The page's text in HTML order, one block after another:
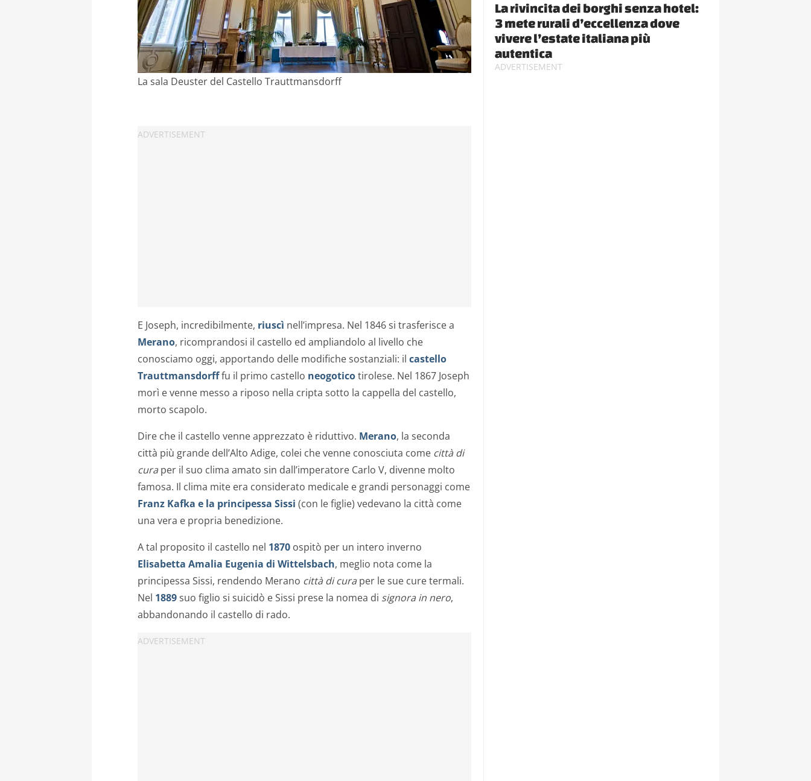
La sala Deuster del Castello Trauttmansdorff
E Joseph, incredibilmente, riuscì nell’impresa. Nel 1846 si trasferisce a
Merano, ricomprandosi il castello ed ampliandolo al livello che
conosciamo oggi, apportando delle modifiche sostanziali: il castello
Trauttmansdorfffu il primo castello neogoticotirolese. Nel 1867 Joseph
morì e venne messo a riposo nella cripta sotto la cappella del castello,
morto scapolo.
Dire che il castello venne apprezzato è riduttivo. Merano, la seconda
città più grande dell’Alto Adige, colei che venne conosciuta come città di
cura per il suo clima amato sin dall’imperatore Carlo V, divenne molto
famosa. Il clima mite era considerato medicale e grandi personaggi come
Franz Kafka e la principessa Sissi (con le figlie) vedevano la città come
una vera e propria benedizione.
A tal proposito il castello nel 1870 ospitò per un intero inverno
Elisabetta Amalia Eugenia di Wittelsbach, meglio nota come la
principessa Sissi, rendendo Merano città di cura per le sue cure termali.
Nel 1889suo figlio si suicidò e Sissi prese la nomea di signora in nero,
abbandonando il castello di rado.
La rivincita dei borghi senza hotel:
3 mete rurali d’eccellenza dove
vivere l’estate italiana più
autentica